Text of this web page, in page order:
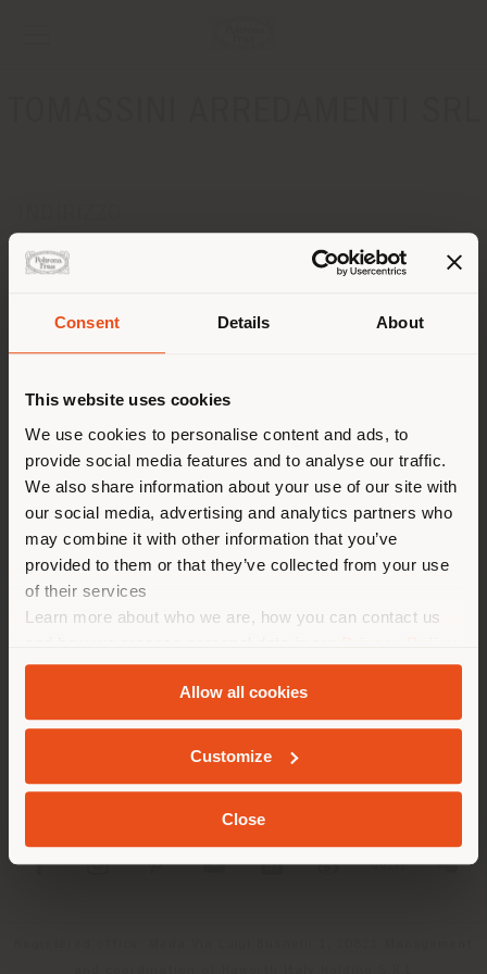
Consent Details About
This website uses cookies
We use cookies to personalise content and ads, to
provide social media features and to analyse our traffic.
We also share information about your use of our site with
our social media, advertising and analytics partners who
may combine it with other information that you’ve
provided to them or that they’ve collected from your use
of their services
Learn more about who we are, how you can contact us
andCookie Policy.
Allow all cookies
Customize
Close
VIA CURIO FORNACI 3
TERNI 05100
CONTATTI
Telefono +39 0744 305276
RICHIEDI APPUNTAMENTO
Stai navigando in un Paese
diverso da quello della tua
localizzazione. Si consiglia di
localizzarsi correttamente per
effettuare acquisti. (us)
GEOLOCALIZZATI
AZIENDA
LINEE DI PRODOTTO
INFO & SERVIZI